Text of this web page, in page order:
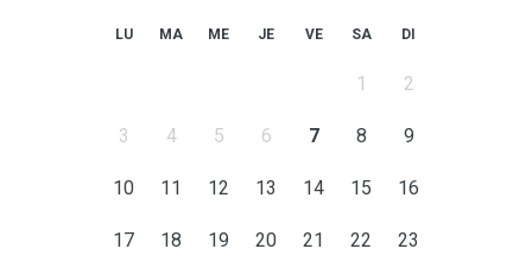
LU MA ME JE VE SA DI
1 2
3 4 5 6 7 8 9
10 11 12 13 14 15 16
17 18 19 20 21 22 23